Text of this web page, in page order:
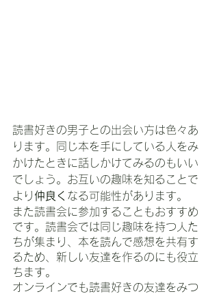
読書好きの男子との出会い方は色々あ
ります。同じ本を手にしている人をみ
かけたときに話しかけてみるのもいい
でしょう。お互いの趣味を知ることで
より 仲良く なる可能性があります。
また読書会に参加することもおすすめ
です。読書会では同じ趣味を持つ人た
ちが集まり、本を読んで感想を共有す
るため、新しい友達を作るのにも役立
ちます。
オンラインでも読書好きの友達をみつ